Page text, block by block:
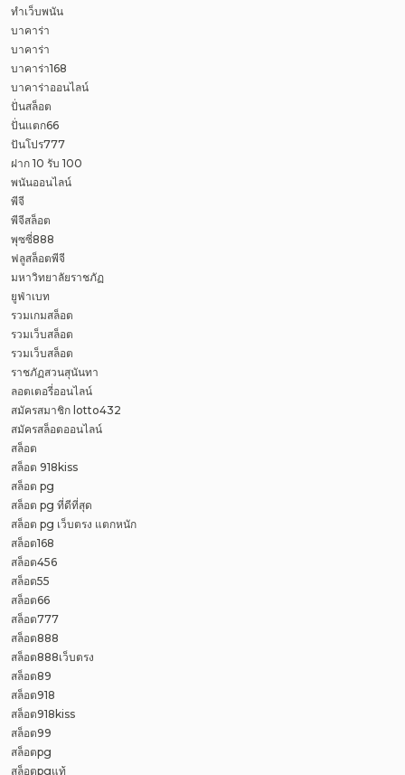
ทำเว็บพนัน
บาคาร่า
บาคาร่า
บาคาร่า168
บาคาร่าออนไลน์
ปั่นสล็อต
ปั่นแตก66
ปันโปร777
ฝาก 10 รับ 100
พนันออนไลน์
พีจี
พีจีสล็อต
พุซซี่888
ฟลูสล็อตพีจี
มหาวิทยาลัยราชภัฏ
ยูฟ่าเบท
รวมเกมสล็อต
รวมเว็บสล็อต
รวมเว็บสล็อต
ราชภัฏสวนสุนันทา
ลอตเตอรี่ออนไลน์
สมัครสมาชิก lotto432
สมัครสล็อตออนไลน์
สล็อต
สล็อต 918kiss
สล็อต pg
สล็อต pg ที่ดีที่สุด
สล็อต pg เว็บตรง แตกหนัก
สล็อต168
สล็อต456
สล็อต55
สล็อต66
สล็อต777
สล็อต888
สล็อต888เว็บตรง
สล็อต89
สล็อต918
สล็อต918kiss
สล็อต99
สล็อตpg
สล็อตpgแท้